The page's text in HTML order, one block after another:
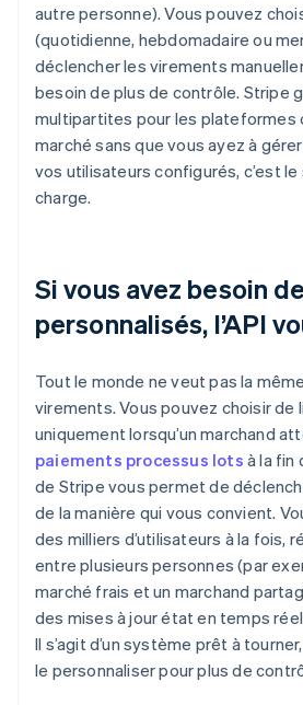
autre personne). Vous pouvez
(quotidienne, hebdomadaire ou
déclencher les virements
besoin de plus de contrôle. Stripe
multipartites pour les plateformes
marché sans que vous ayez à
vos utilisateurs configurés, c’est le
charge.
Si vous avez besoin
personnalisés, l’API
Tout le monde ne veut pas la
virements. Vous pouvez choisir de
uniquement lorsqu’un marchand
paiements processus lots à la fin
de Stripe vous permet de
de la manière qui vous convient.
des milliers d’utilisateurs à la fois,
entre plusieurs personnes (par
marché frais et un marchand
des mises à jour état en temps
Il s’agit d’un système prêt à
le personnaliser pour plus de